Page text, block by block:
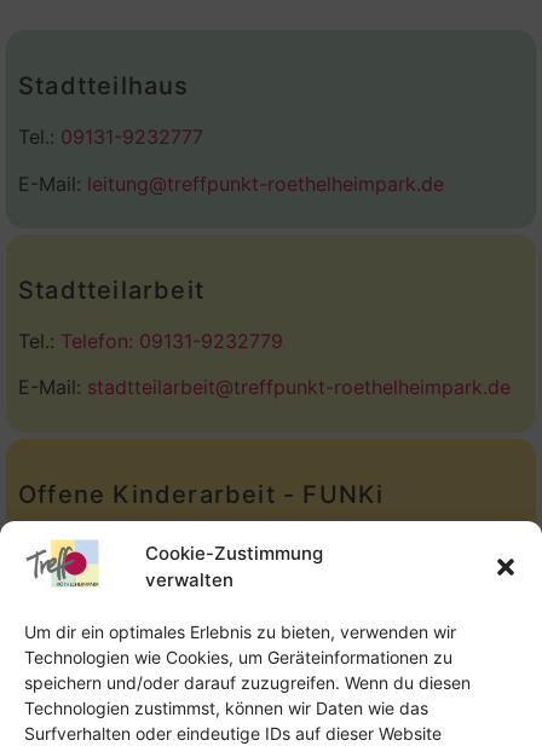
Cookie-Zustimmung
verwalten
Um dir ein optimales Erlebnis zu bieten, verwenden wir
Technologien wie Cookies, um Geräteinformationen zu
speichern und/oder darauf zuzugreifen. Wenn du diesen
Technologien zustimmst, können wir Daten wie das
Surfverhalten oder eindeutige IDs auf dieser Website
Stadtteilhaus
Tel.: 09131-9232777
E-Mail: leitung@treffpunkt-roethelheimpark.de
Stadtteilarbeit
Tel.: Telefon: 09131-9232779
E-Mail: stadtteilarbeit@treffpunkt-roethelheimpark.de
Offene Kinderarbeit - FUNKi
Tel.:Telefon: 09131-610749
E-Mail:oka@treffpunkt-roethelheimpark.de
Offene Jugendarbeit - Easthouse